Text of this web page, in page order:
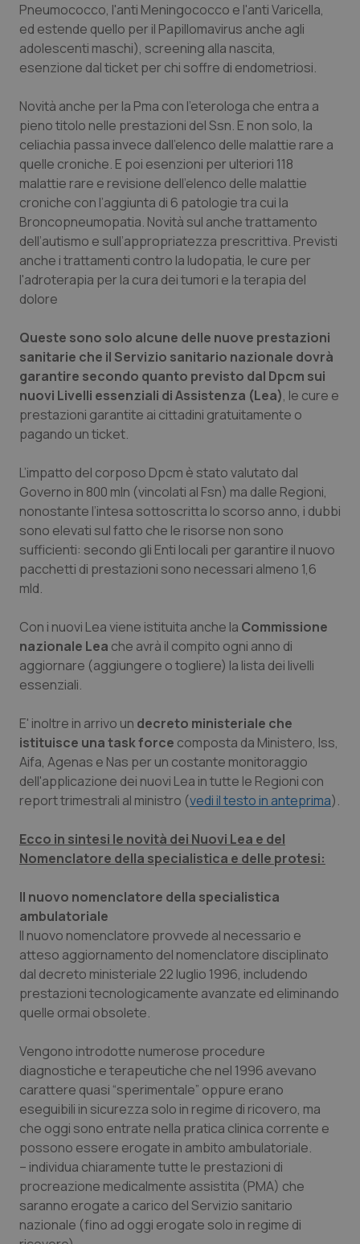
Liguria
Lombardia
Marche
Molise
Piemonte
Provincia Autonoma di Bolzano
Provincia Autonoma di Trento
Sardegna
Sicilia
Toscana
Umbria
Valle D’Aosta
Veneto
Disturbi dell’umore
Dolore
Donna & Salute
Epatiti
HIV
Infezioni & Febbre
Ipertensione & Scompenso
Malattia di Crohn & Rettocolite Ulcerosa
Neuroscienze & patologie neurodegenerative
Obesità
Oftalmologia
Oncodermatologia
Oncoematologia
Psoriasi & pelle
Quotidiano Cardiologia
Quotidiano Chirurgia
Quotidiano Oncologia
Rene & patologie urogenitali
Salute orale & impianti
Sangue & coagulazione
Tiroide
Tumore ovarico
Tumori del Polmone & Testa Collo
Tumori gastrointestinali
Ulcera & Reflusso
Vaccini
Pneumococco, l'anti Meningococco e l'anti Varicella,
ed estende quello per il Papillomavirus anche agli
adolescenti maschi), screening alla nascita,
esenzione dal ticket per chi soffre di endometriosi.
Novità anche per la Pma con l'eterologa che entra a
pieno titolo nelle prestazioni del Ssn. E non solo, la
celiachia passa invece dall'elenco delle malattie rare a
quelle croniche. E poi esenzioni per ulteriori 118
malattie rare e revisione dell’elenco delle malattie
croniche con l’aggiunta di 6 patologie tra cui la
Broncopneumopatia. Novità sul anche trattamento
dell’autismo e sull’appropriatezza prescrittiva. Previsti
anche i trattamenti contro la ludopatia, le cure per
l'adroterapia per la cura dei tumori e la terapia del
dolore
Queste sono solo alcune delle nuove prestazioni
sanitarie che il Servizio sanitario nazionale dovrà
garantire secondo quanto previsto dal Dpcm sui
nuovi Livelli essenziali di Assistenza (Lea), le cure e
prestazioni garantite ai cittadini gratuitamente o
pagando un ticket.
L’impatto del corposo Dpcm è stato valutato dal
Governo in 800 mln (vincolati al Fsn) ma dalle Regioni,
nonostante l’intesa sottoscritta lo scorso anno, i dubbi
sono elevati sul fatto che le risorse non sono
sufficienti: secondo gli Enti locali per garantire il nuovo
pacchetti di prestazioni sono necessari almeno 1,6
mld.
Con i nuovi Lea viene istituita anche la Commissione
nazionale Lea che avrà il compito ogni anno di
aggiornare (aggiungere o togliere) la lista dei livelli
essenziali.
E' inoltre in arrivo un decreto ministeriale che
istituisce una task force composta da Ministero, Iss,
Aifa, Agenas e Nas per un costante monitoraggio
dell'applicazione dei nuovi Lea in tutte le Regioni con
report trimestrali al ministro (vedi il testo in anteprima).
Ecco in sintesi le novità dei Nuovi Lea e del
Nomenclatore della specialistica e delle protesi:
Il nuovo nomenclatore della specialistica
ambulatoriale
Il nuovo nomenclatore provvede al necessario e
atteso aggiornamento del nomenclatore disciplinato
dal decreto ministeriale 22 luglio 1996, includendo
prestazioni tecnologicamente avanzate ed eliminando
quelle ormai obsolete.
Vengono introdotte numerose procedure
diagnostiche e terapeutiche che nel 1996 avevano
carattere quasi “sperimentale” oppure erano
eseguibili in sicurezza solo in regime di ricovero, ma
che oggi sono entrate nella pratica clinica corrente e
possono essere erogate in ambito ambulatoriale.
– individua chiaramente tutte le prestazioni di
procreazione medicalmente assistita (PMA) che
saranno erogate a carico del Servizio sanitario
nazionale (fino ad oggi erogate solo in regime di